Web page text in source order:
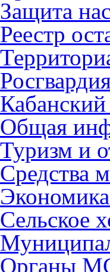
Защита
Реестр
Общая
Туризм и
Средства
Сельское
Органы